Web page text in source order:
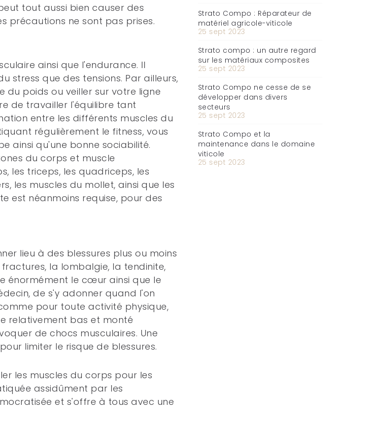
tout aussi bien causer des
précautions ne sont pas prises.
ainsi que l'endurance. Il
stress que des tensions. Par ailleurs,
du poids ou veiller sur votre ligne
de travailler l'équilibre tant
entre les différents muscles du
régulièrement le fitness, vous
ainsi qu'une bonne sociabilité.
du corps et muscle
les triceps, les quadriceps, les
les muscles du mollet, ainsi que les
est néanmoins requise, pour des
lieu à des blessures plus ou moins
la lombalgie, la tendinite,
énormément le cœur ainsi que le
de s'y adonner quand l'on
pour toute activité physique,
relativement bas et monté
de chocs musculaires. Une
limiter le risque de blessures.
les muscles du corps pour les
assidûment par les
et s'offre à tous avec une
Strato Compo : Réparateur de
matériel agricole-viticole
25 sept 2023
Strato compo : un autre regard
sur les matériaux composites
25 sept 2023
Strato Compo ne cesse de se
développer dans divers
secteurs
25 sept 2023
Strato Compo et la
maintenance dans le domaine
viticole
25 sept 2023